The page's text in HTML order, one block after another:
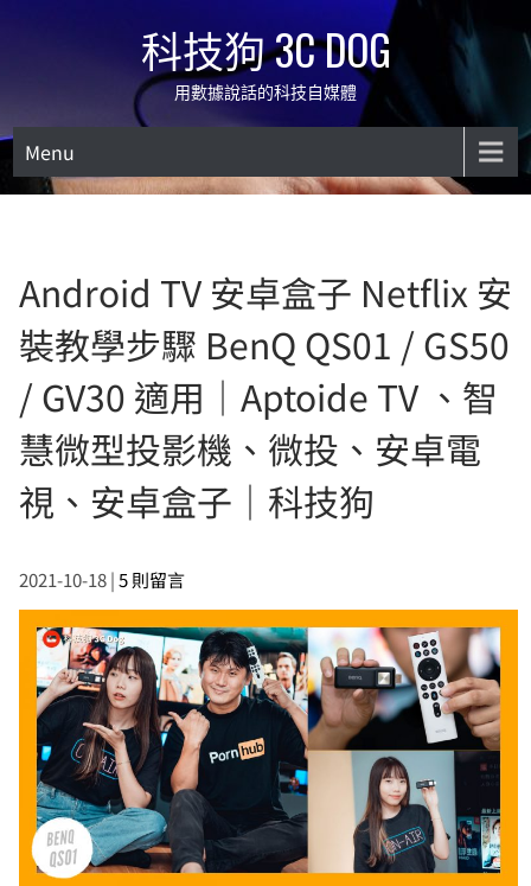
科技狗 3C DOG
用數據說話的科技自媒體
Menu
Android TV 安卓盒子 Netflix 安
裝教學步驟 BenQ QS01 / GS50
/ GV30 適用｜Aptoide TV 、智
慧微型投影機、微投、安卓電
視、安卓盒子｜科技狗
2021-10-18|5 則留言